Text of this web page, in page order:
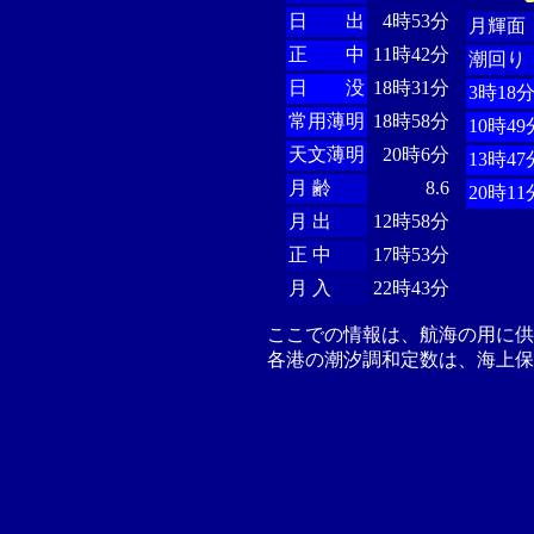
日 出
4時53分
正 中 11時42分
日 没 18時31分
常用薄明 18時58分
天文薄明
20時6分
月 齢
8.6
月 出
12時58分
正 中
17時53分
月 入
22時43分
月輝面
潮回り
3時18分
10時49
13時47
20時11
ここでの情報は、航海の用に
各港の潮汐調和定数は、海上